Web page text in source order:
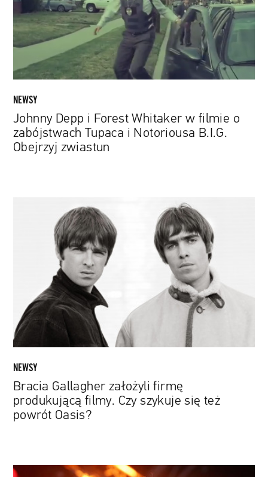
filmie
zabójstwach
Tupaca
i
Notoriousa
Obejrzyj
zwiastun
NEWSY
Johnny Depp i Forest Whitaker w filmie o
zabójstwach Tupaca i Notoriousa B.I.G.
Obejrzyj zwiastun
szykuje
się
też
powrót
Oasis?
NEWSY
Bracia Gallagher założyli firmę
produkującą filmy. Czy szykuje się też
powrót Oasis?
BBC